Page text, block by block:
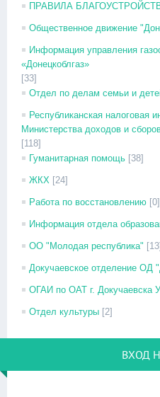
ПРАВИЛА
Общественное движение
Информация управления
«Донецкоблгаз»
[33]
Отдел по делам семьи и
Республиканская налоговая
Министерства доходов и
[118]
Гуманитарная помощь [38]
ЖКХ [24]
Работа по восстановлению [0]
Информация отдела
ОО "Молодая республика" [13]
Докучаевское отделение ОД
ОГАИ по ОАТ г.
Отдел культуры [2]
ВХОД